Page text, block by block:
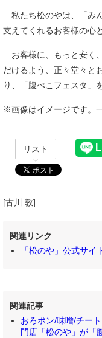
私たち松のやは、「み
支えてくれるお客様の心
お客様に、もっと安く
だけるよう、正々堂々と
り、「腹ぺこフェスタ」
※画像はイメージです。
リスト
[古川 敦]
関連リンク
「松のや」公式サイ
関連記事
おろポン/味噌/チー
門店「松のや」が「